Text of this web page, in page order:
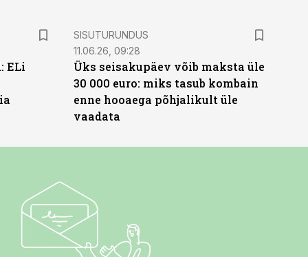
ELi
ST
SISUTURUNDUS
11.06.26, 09:28
Üks seisakupäev võib maksta üle
30 000 euro: miks tasub kombain
enne hooaega põhjalikult üle
vaadata